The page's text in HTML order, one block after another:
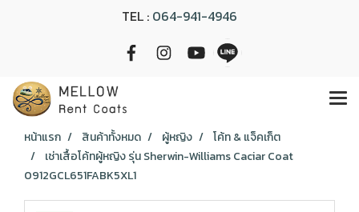
TEL : 064-941-4946
หน้าแรก สินค้าทั้งหมด ผู้หญิง
โค้ท & แจ็คเก็ต
เช่าเสื้อโค้ทผู้หญิง รุ่น Sherwin-Williams Caciar Coat
0912GCL651FABK5XL1